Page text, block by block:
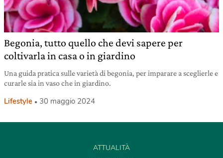
Begonia, tutto quello che devi sapere per
coltivarla in casa o in giardino
Una guida pratica sulle varietà di begonia, per imparare a sceglierle e
curarle sia in vaso che in giardino.
Lifestyle 30 maggio 2024
ATTUALITÀ